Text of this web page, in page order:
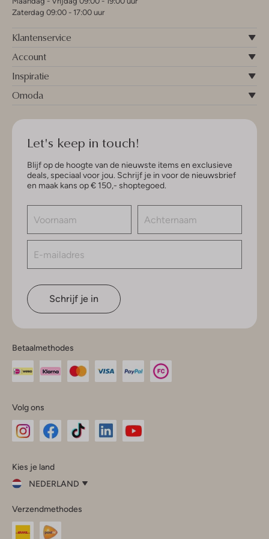
Zaterdag 09:00 - 17:00 uur
Klantenservice
Account
Inspiratie
Omoda
Let's keep in touch!
Blijf op de hoogte van de nieuwste items en exclusieve
deals, speciaal voor jou. Schrijf je in voor de nieuwsbrief
en maak kans op € 150,- shoptegoed.
Schrijf je in
Betaalmethodes
Volg ons
InstagramFacebook
Kies je land
NEDERLAND
je
land
Verzendmethodes